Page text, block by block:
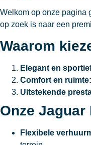
Welkom op onze pagina
op zoek is naar een
Waarom
Elegant en
Comfort en ruimte:
Uitstekende
Onze
Flexibele